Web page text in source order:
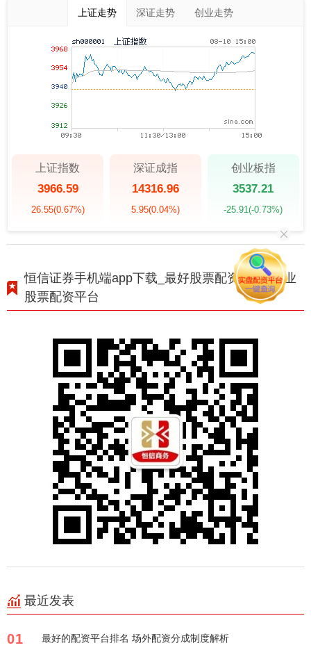
上证走势 深证走势 创业走势
上证指数
3966.59
26.55(0.67%)
深证成指
14316.96
5.95(0.04%)
创业板指
3537.21
-25.91(-0.73%)
恒信证券手机端app下载_最好股票配资公司_专业
股票配资平台
最近发表
01 最好的配资平台排名 场外配资分成制度解析